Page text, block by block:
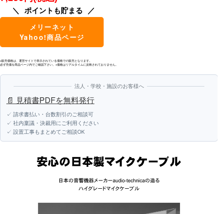
ポイントも貯まる
メリーネット
Yahoo!商品ページ
※販売価格は、運営サイトで表示されている価格での販売となります。
必ず売価を商品ページ内でご確認下さい。※価格はリアルタイムに反映されておりません。
法人・学校・施設のお客様へ
📄 見積書PDFを無料発行
✓ 請求書払い・台数割引のご相談可
✓ 社内稟議・決裁用にご利用ください
✓ 設置工事もまとめてご相談OK